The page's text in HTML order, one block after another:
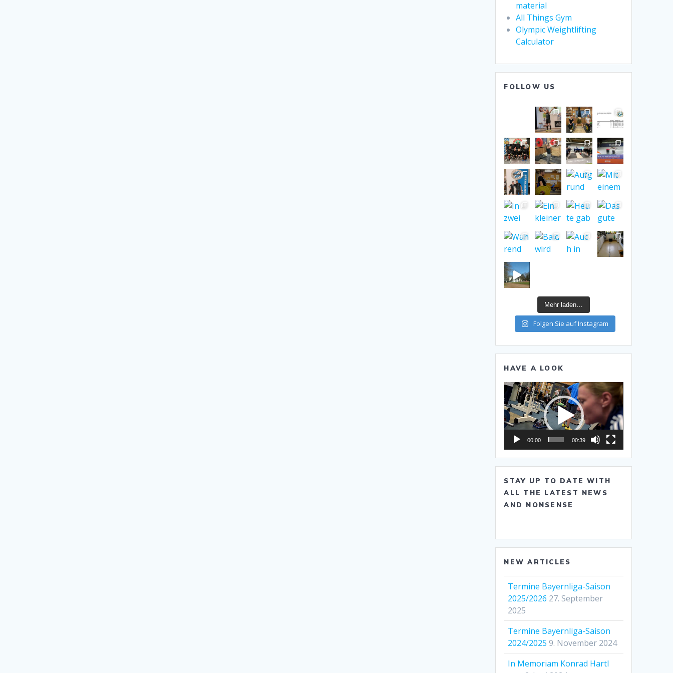
material
All Things Gym
Olympic Weightlifting
Calculator
FOLLOW US
Mehr laden…
Folgen Sie auf Instagram
HAVE A LOOK
Video-
Player
00:00 00:39
STAY UP TO DATE WITH
ALL THE LATEST NEWS
AND NONSENSE
NEW ARTICLES
Termine Bayernliga-Saison
2025/2026 27. September
2025
Termine Bayernliga-Saison
2024/2025 9. November 2024
In Memoriam Konrad Hartl